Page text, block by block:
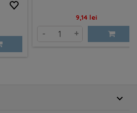
Pret
9,14 lei
- +
